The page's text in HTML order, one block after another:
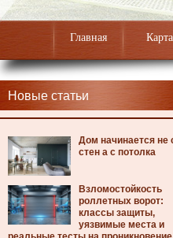
Главная
Новые статьи
Дом начинается не
стен а с потолка
Взломостойкость
роллетных ворот:
классы защиты,
уязвимые места и